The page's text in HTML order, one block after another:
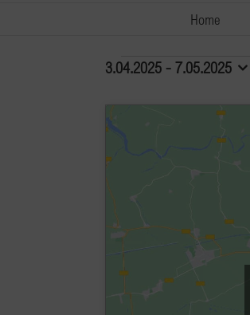
Home
Veranstaltungen
3.04.2025 - 7.05.2025
auswählen.